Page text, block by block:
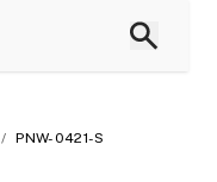
/ PNW-0421-S